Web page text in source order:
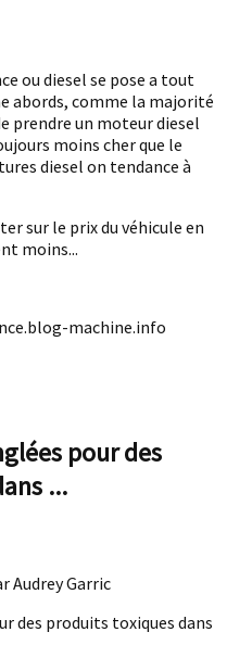
ou diesel se pose a tout
abords, comme la majorité
prendre un moteur diesel
moins cher que le
diesel on tendance à
sur le prix du véhicule en
moins...
machine.info
pour des
...
Audrey Garric
des produits toxiques dans